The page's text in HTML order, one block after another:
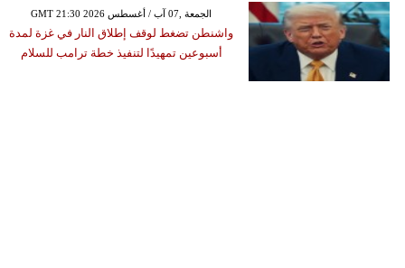
GMT 21:30 2026 الجمعة ,07 آب / أغسطس
واشنطن تضغط لوقف إطلاق النار في غزة لمدة
أسبوعين تمهيدًا لتنفيذ خطة ترامب للسلام